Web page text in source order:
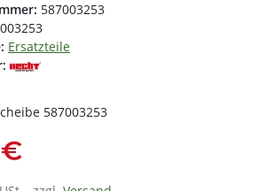
587003253
Ersatzteile
587003253
€